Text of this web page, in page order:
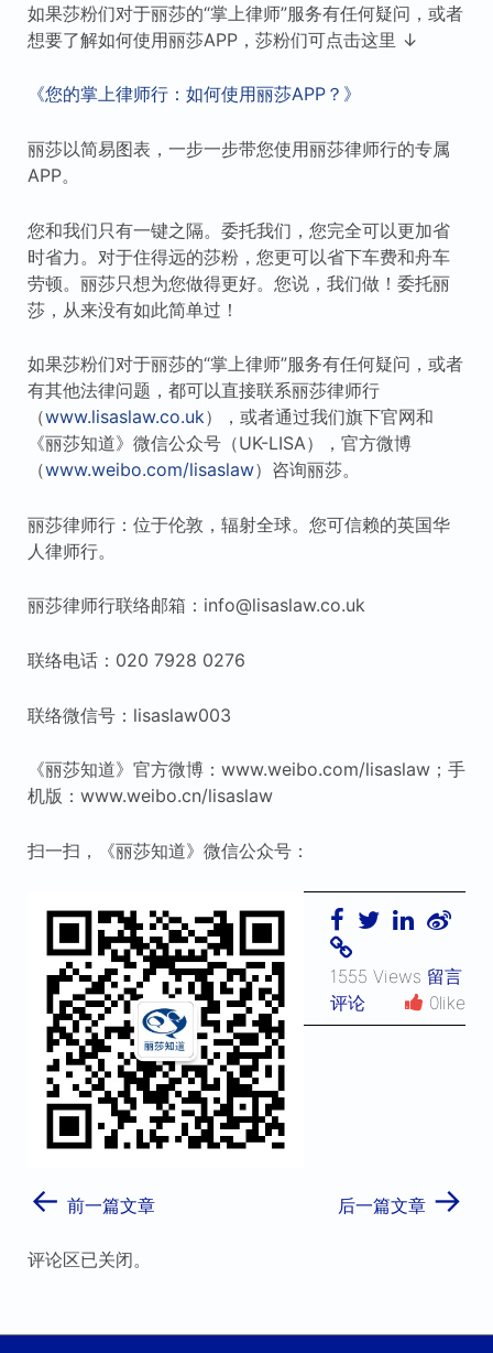
如果莎粉们对于丽莎的“掌上律师”服务有任何疑问，或者
想要了解如何使用丽莎APP，莎粉们可点击这里 ↓
《您的掌上律师行：如何使用丽莎APP？》
丽莎以简易图表，一步一步带您使用丽莎律师行的专属
APP。
您和我们只有一键之隔。委托我们，您完全可以更加省
时省力。对于住得远的莎粉，您更可以省下车费和舟车
劳顿。丽莎只想为您做得更好。您说，我们做！委托丽
莎，从来没有如此简单过！
如果莎粉们对于丽莎的“掌上律师”服务有任何疑问，或者
有其他法律问题，都可以直接联系丽莎律师行
（www.lisaslaw.co.uk），或者通过我们旗下官网和
《丽莎知道》微信公众号（UK-LISA），官方微博
（www.weibo.com/lisaslaw）咨询丽莎。
丽莎律师行：位于伦敦，辐射全球。您可信赖的英国华
人律师行。
丽莎律师行联络邮箱：info@lisaslaw.co.uk
联络电话：020 7928 0276
联络微信号：lisaslaw003
《丽莎知道》官方微博：www.weibo.com/lisaslaw；手
机版：www.weibo.cn/lisaslaw
扫一扫，《丽莎知道》微信公众号：
1555 Views 留言
评论
0like
← 前一篇文章 后一篇文章 →
评论区已关闭。